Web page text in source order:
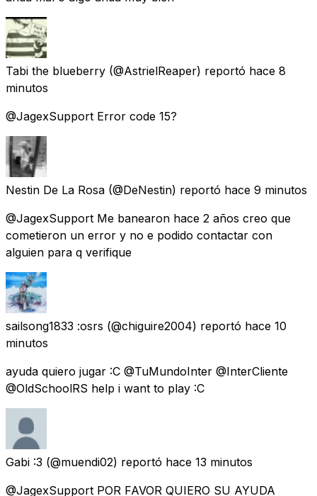
Tabi the blueberry (@AstrielReaper) reportó hace 8
minutos
@JagexSupport Error code 15?
Nestin De La Rosa (@DeNestin) reportó hace 9 minutos
@JagexSupport Me banearon hace 2 años creo que
cometieron un error y no e podido contactar con
alguien para q verifique
sailsong1833 :osrs (@chiguire2004) reportó hace 10
minutos
ayuda quiero jugar :C @TuMundoInter @InterCliente
@OldSchoolRS help i want to play :C
Gabi :3 (@muendi02) reportó hace 13 minutos
@JagexSupport POR FAVOR QUIERO SU AYUDA